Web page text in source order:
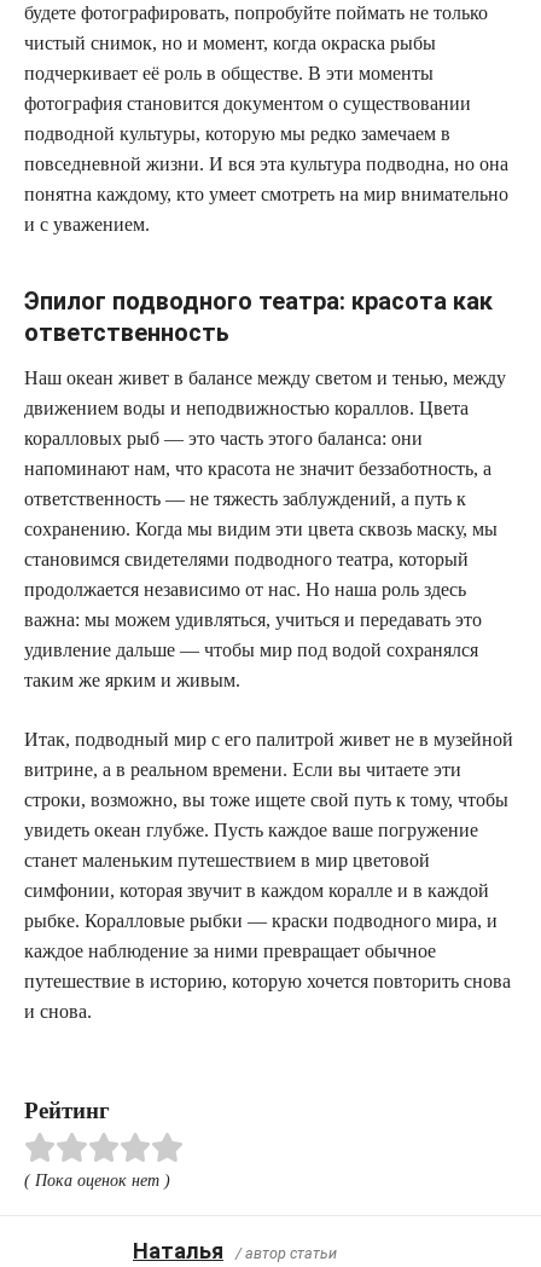
будете фотографировать, попробуйте поймать не только
чистый снимок, но и момент, когда окраска рыбы
подчеркивает её роль в обществе. В эти моменты
фотография становится документом о существовании
подводной культуры, которую мы редко замечаем в
повседневной жизни. И вся эта культура подводна, но она
понятна каждому, кто умеет смотреть на мир внимательно
и с уважением.
Эпилог подводного театра: красота как
ответственность
Наш океан живет в балансе между светом и тенью, между
движением воды и неподвижностью кораллов. Цвета
коралловых рыб — это часть этого баланса: они
напоминают нам, что красота не значит беззаботность, а
ответственность — не тяжесть заблуждений, а путь к
сохранению. Когда мы видим эти цвета сквозь маску, мы
становимся свидетелями подводного театра, который
продолжается независимо от нас. Но наша роль здесь
важна: мы можем удивляться, учиться и передавать это
удивление дальше — чтобы мир под водой сохранялся
таким же ярким и живым.
Итак, подводный мир с его палитрой живет не в музейной
витрине, а в реальном времени. Если вы читаете эти
строки, возможно, вы тоже ищете свой путь к тому, чтобы
увидеть океан глубже. Пусть каждое ваше погружение
станет маленьким путешествием в мир цветовой
симфонии, которая звучит в каждом коралле и в каждой
рыбке. Коралловые рыбки — краски подводного мира, и
каждое наблюдение за ними превращает обычное
путешествие в историю, которую хочется повторить снова
и снова.
Рейтинг
( Пока оценок нет )
Наталья / автор статьи